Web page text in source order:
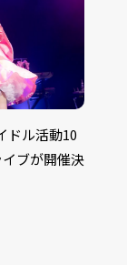
ドル活動10
ブが開催決